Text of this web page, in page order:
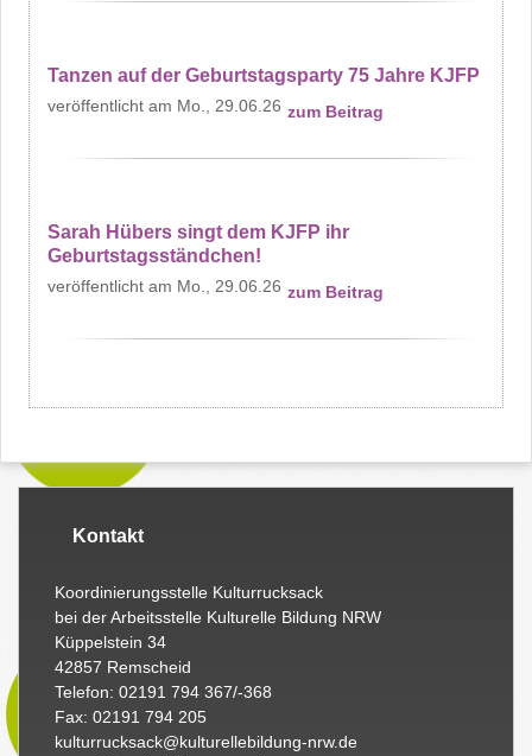
Tanzen auf der Geburtstagsparty 75 Jahre KJFP
Mo., 29.06.26 zum Beitrag
Sarah Hübers singt dem KJFP ihr
Geburtstagsständchen!
Mo., 29.06.26 zum Beitrag
Kontakt
Koordinierungsstelle Kulturrucksack
bei der Arbeitsstelle Kulturelle Bildung NRW
Küppelstein 34
42857 Remscheid
Telefon: 02191 794 367/-368
Fax: 02191 794 205
kulturrucksack@kulturellebildung-nrw.de